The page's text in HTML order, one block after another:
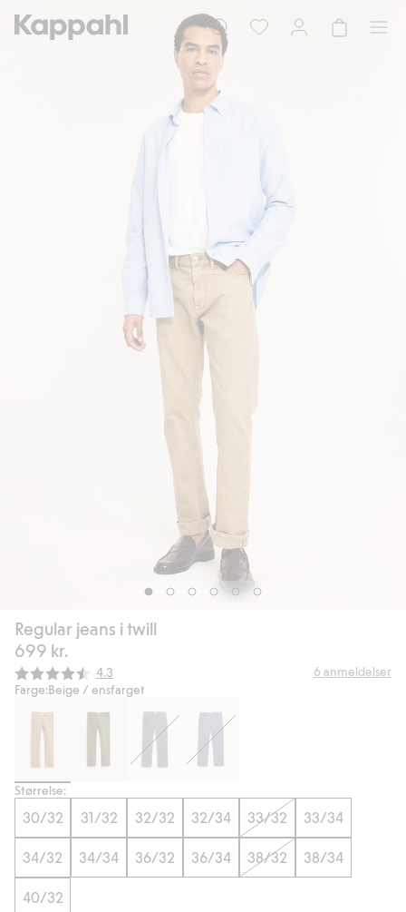
Regular jeans i twill
699 kr.
Gjennomsnittskarakter:
4.3 6 anmeldelser
Farge:Beige / ensfarget
Størrelse:
30/32 31/32 32/32 32/34 33/32 33/34
34/32 34/34 36/32 36/34 38/32 38/34
40/32